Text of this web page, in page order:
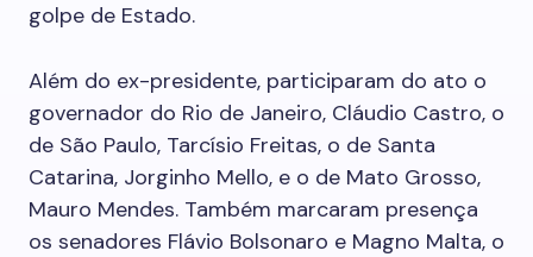
golpe de Estado.
Além do ex-presidente, participaram do ato o
governador do Rio de Janeiro, Cláudio Castro, o
de São Paulo, Tarcísio Freitas, o de Santa
Catarina, Jorginho Mello, e o de Mato Grosso,
Mauro Mendes. Também marcaram presença
os senadores Flávio Bolsonaro e Magno Malta, o